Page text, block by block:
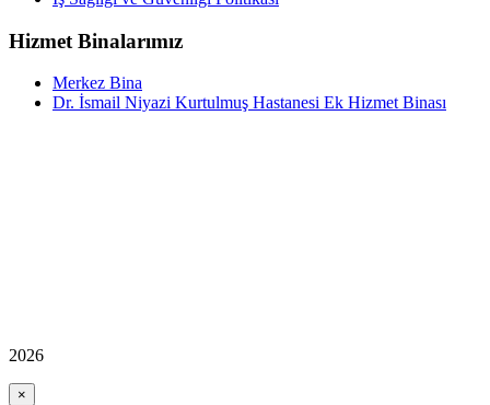
Hizmet Binalarımız
Merkez Bina
Dr. İsmail Niyazi Kurtulmuş Hastanesi Ek Hizmet Binası
2026
×